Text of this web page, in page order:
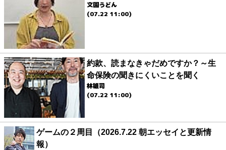
文園うどん
(07.22 11:00)
約款、読まなきゃだめですか？～生
命保険の聞きにくいことを聞く
林雄司
(07.22 11:00)
ゲームの２周目（2026.7.22 朝エッセイと更新情
報）